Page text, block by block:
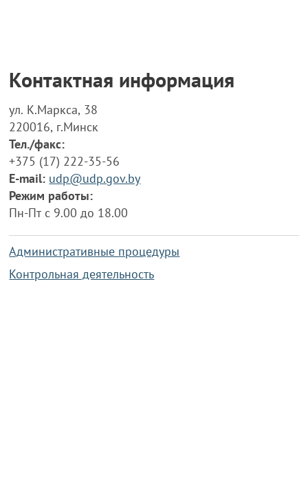
Контактная информация
ул. К.Маркса, 38
220016, г.Минск
Тел./факс:
+375 (17) 222-35-56
E-mail: udp@udp.gov.by
Режим работы:
Пн-Пт с 9.00 до 18.00
Административные процедуры
Контрольная деятельность